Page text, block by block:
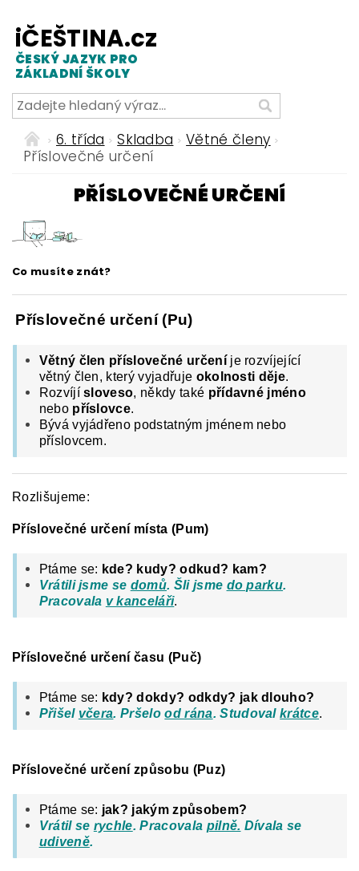
iČEŠTINA.cz
ČESKÝ JAZYK PRO
ZÁKLADNÍ ŠKOLY
6. třída Skladba
Větné členy
Příslovečné určení
PŘÍSLOVEČNÉ URČENÍ
Co musíte znát?
Příslovečné určení (Pu)
Větný člen příslovečné určeníje rozvíjející
větný člen, který vyjadřuje okolnosti děje.
Rozvíjísloveso, někdy také přídavné jméno
nebo příslovce.
Bývá vyjádřeno podstatným jménem nebo
příslovcem.
Rozlišujeme:
Příslovečné určení místa (Pum)
Ptáme se: kde? kudy? odkud? kam?
Vrátili jsme se domů. Šli jsme do parku.
Pracovala v kanceláři.
Příslovečné určení času (Puč)
Ptáme se: kdy? dokdy? odkdy? jak dlouho?
Přišel včera. Pršelood rána. Studovalkrátce.
Příslovečné určení způsobu (Puz)
Ptáme se: jak? jakým způsobem?
Vrátil se rychle. Pracovala pilně. Dívala se
udiveně.